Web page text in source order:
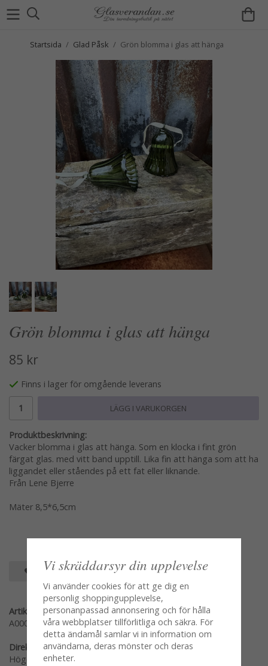
Startsida / Glad Påsk / Grön blomma i glas att hänga
Grön blomma i glas att hänga
85 kr
Finns i lager för omgående leverans
LÄGG I VARUKORGEN
Produktbeskrivning:
Vacker blomma i glas att hänga. Som en klocka i fint grön
färgat glas. med vitt band upptill. Lika fin att hänga som att ha
liggandet eller ståendes på ett fat eller liknande.
Från Lene Bjerre
Mäter 8,5*6,5cm
SPARA SOM FAVORIT
Artikelnummer:
A00026953
Direktlänk:
Högerklicka och kopiera adressen
Vi skräddarsyr din upplevelse
Vi använder cookies för att ge dig en
personlig shoppingupplevelse,
personanpassad annonsering och för hålla
våra webbplatser tillförlitliga och säkra. För
detta ändamål samlar vi in information om
användarna, deras mönster och deras
enheter.